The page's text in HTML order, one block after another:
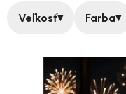
Veľkosť▾ Farba▾